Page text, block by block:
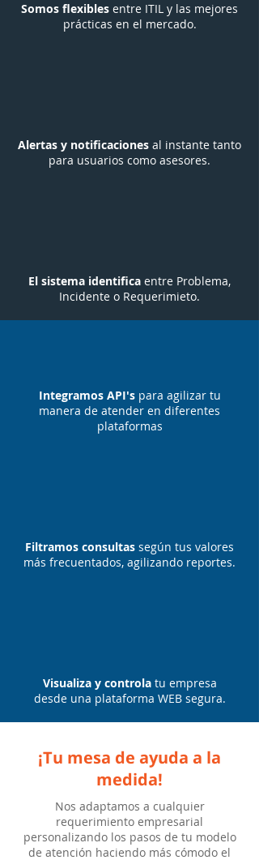
Somos flexibles entre ITIL y las mejores
prácticas en el mercado.
Alertas y notificaciones al instante tanto
para usuarios como asesores.
El sistema identifica entre Problema,
Incidente o Requerimieto.
Integramos API's para agilizar tu
manera de atender en diferentes
plataformas
Filtramos consultas según tus valores
más frecuentados, agilizando reportes.
Visualiza y controla tu empresa
desde una plataforma WEB segura.
¡Tu mesa de ayuda a la
medida!
Nos adaptamos a cualquier
requerimiento empresarial
personalizando los pasos de tu modelo
de atención haciendo más cómodo el